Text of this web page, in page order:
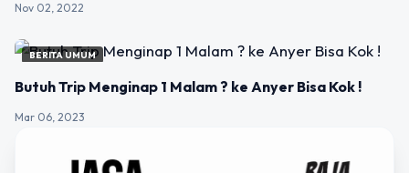
Nov 02, 2022
BERITA UMUM
Butuh Trip Menginap 1 Malam ? ke Anyer Bisa Kok !
Mar 06, 2023